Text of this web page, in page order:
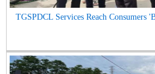
TGSPDCL Services Reach Consumers